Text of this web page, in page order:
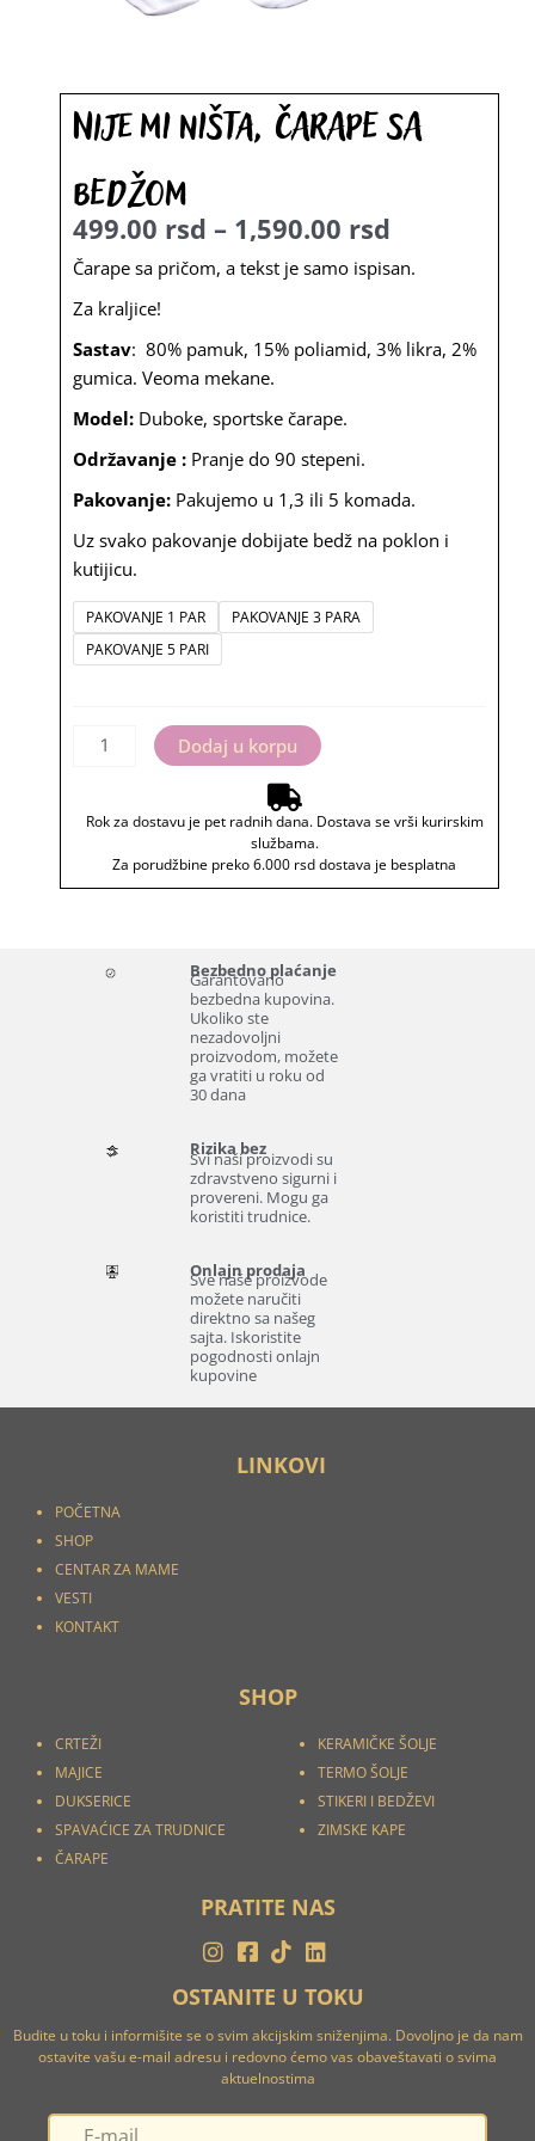
Nije mi ništa, čarape sa
bedžom
499.00 rsd – 1,590.00 rsd
Raspon
od
1,590.00
rsd
Čarape sa pričom, a tekst je samo ispisan.
Za kraljice!
Sastav: 80% pamuk, 15% poliamid, 3% likra, 2%
gumica. Veoma mekane.
Model: Duboke, sportske čarape.
Održavanje : Pranje do 90 stepeni.
Pakovanje: Pakujemo u 1,3 ili 5 komada.
Uz svako pakovanje dobijate bedž na poklon i
kutijicu.
PAKOVANJE 1 PAR
PAKOVANJE 3 PARA
PAKOVANJE 5 PARI
Nije
mi
ništa,
bedžom
Dodaj u korpu
Rok za dostavu je pet radnih dana. Dostava se vrši kurirskim
službama.
Za porudžbine preko 6.000 rsd dostava je besplatna
Bezbedno plaćanje
Garantovano
bezbedna kupovina.
Ukoliko ste
nezadovoljni
proizvodom, možete
ga vratiti u roku od
30 dana
Rizika bez
Svi naši proizvodi su
zdravstveno sigurni i
provereni. Mogu ga
koristiti trudnice.
Onlajn prodaja
Sve naše proizvode
možete naručiti
direktno sa našeg
sajta. Iskoristite
pogodnosti onlajn
kupovine
LINKOVI
POČETNA
SHOP
CENTAR ZA MAME
VESTI
KONTAKT
SHOP
CRTEŽI
MAJICE
DUKSERICE
SPAVAĆICE ZA TRUDNICE
ČARAPE
KERAMIČKE ŠOLJE
TERMO ŠOLJE
STIKERI I BEDŽEVI
ZIMSKE KAPE
PRATITE NAS
OSTANITE U TOKU
Budite u toku i informišite se o svim akcijskim sniženjima. Dovoljno je da nam
ostavite vašu e-mail adresu i redovno ćemo vas obaveštavati o svima
aktuelnostima